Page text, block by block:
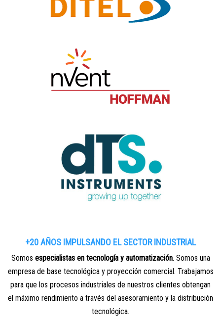
+20 AÑOS IMPULSANDO EL SECTOR INDUSTRIAL
Somos especialistas en tecnología y automatización. Somos una
empresa de base tecnológica y proyección comercial. Trabajamos
para que los procesos industriales de nuestros clientes obtengan
el máximo rendimiento a través del asesoramiento y la distribución
tecnológica.